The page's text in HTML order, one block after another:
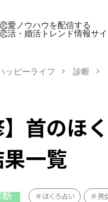
恋愛ノウハウを配信する
恋活・婚活トレンド情報サイ
ッピーライフ 診断
】首のほ
果一覧
断 ほくろ占い 男